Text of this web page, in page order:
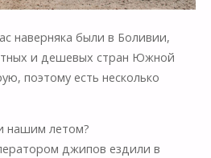
наверняка были в Боливии,
и дешевых стран Южной
поэтому есть несколько
нашим летом?
джипов ездили в